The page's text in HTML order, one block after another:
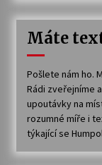
Máte
Pošlete nám ho.
Rádi zveřejníme
upoutávky na
rozumné míře i
týkající se